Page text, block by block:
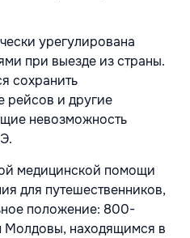
урегулирована
при выезде из страны.
сохранить
рейсов и другие
невозможность
медицинской помощи
для путешественников,
положение: 800-
Молдовы, находящимся в